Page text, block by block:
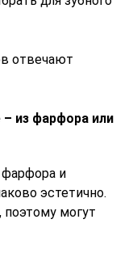
отвечают
из фарфора или
и
эстетично.
поэтому могут